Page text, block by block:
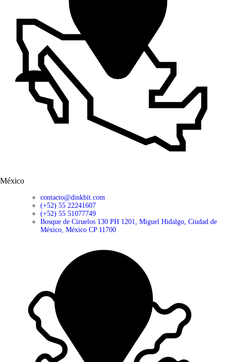
México
contacto@dinkbit.com
(+52) 55 22241607
(+52) 55 51077749
Bosque de Ciruelos 130 PH 1201, Miguel Hidalgo, Ciudad de
México, México CP 11700